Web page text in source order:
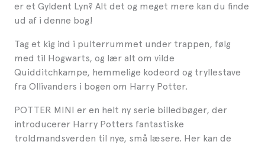
er et Gyldent Lyn? Alt det og meget mere kan du finde
ud af i denne bog!
Tag et kig ind i pulterrummet under trappen, følg
med til Hogwarts, og lær alt om vilde
Quidditchkampe, hemmelige kodeord og tryllestave
fra Ollivanders i bogen om Harry Potter.
POTTER MINI er en helt ny serie billedbøger, der
introducerer Harry Potters fantastiske
troldmandsverden til nye, små læsere. Her kan de